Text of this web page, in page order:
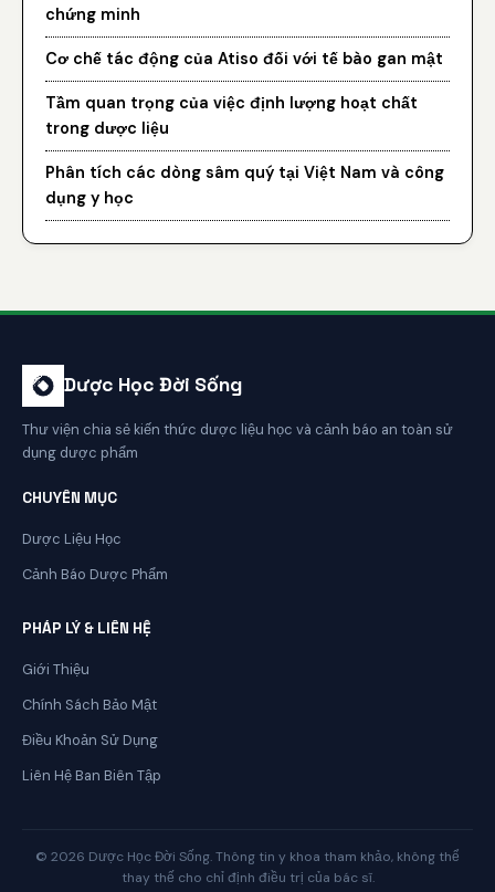
chứng minh
Cơ chế tác động của Atiso đối với tế bào gan mật
Tầm quan trọng của việc định lượng hoạt chất
trong dược liệu
Phân tích các dòng sâm quý tại Việt Nam và công
dụng y học
Dược Học Đời Sống
Thư viện chia sẻ kiến thức dược liệu học và cảnh báo an toàn sử
dụng dược phẩm
CHUYÊN MỤC
Dược Liệu Học
Cảnh Báo Dược Phẩm
PHÁP LÝ & LIÊN HỆ
Giới Thiệu
Chính Sách Bảo Mật
Điều Khoản Sử Dụng
Liên Hệ Ban Biên Tập
© 2026 Dược Học Đời Sống. Thông tin y khoa tham khảo, không thể
thay thế cho chỉ định điều trị của bác sĩ.